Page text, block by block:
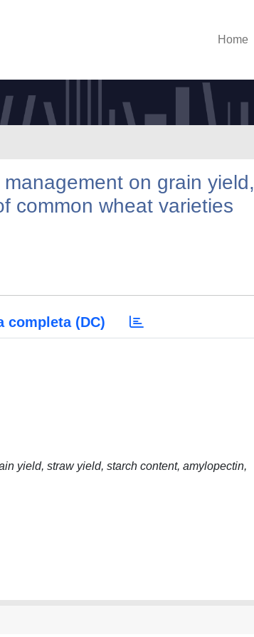
Home
on grain yield,
common wheat varieties
completa (DC)
yield, straw yield, starch content, amylopectin,